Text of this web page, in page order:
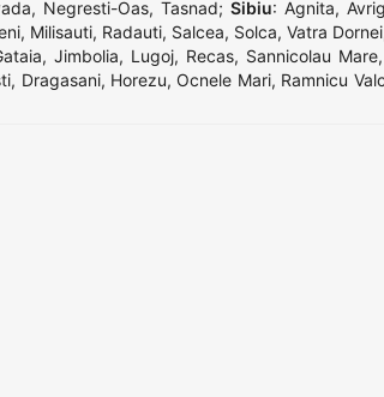
, Negresti-Oas, Tasnad; Sibiu: Agnita,Avrig
, Milisauti, Radauti, Salcea, Solca,Vatra Dornei
, Jimbolia, Lugoj, Recas, Sannicolau Mare
, Dragasani, Horezu, Ocnele Mari, Ramnicu